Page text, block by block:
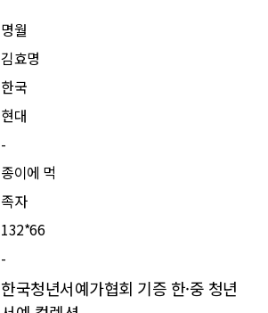
명월
김효명
한국
현대
-
종이에 먹
족자
132*66
-
한국청년서예가협회 기증 한·중 청년